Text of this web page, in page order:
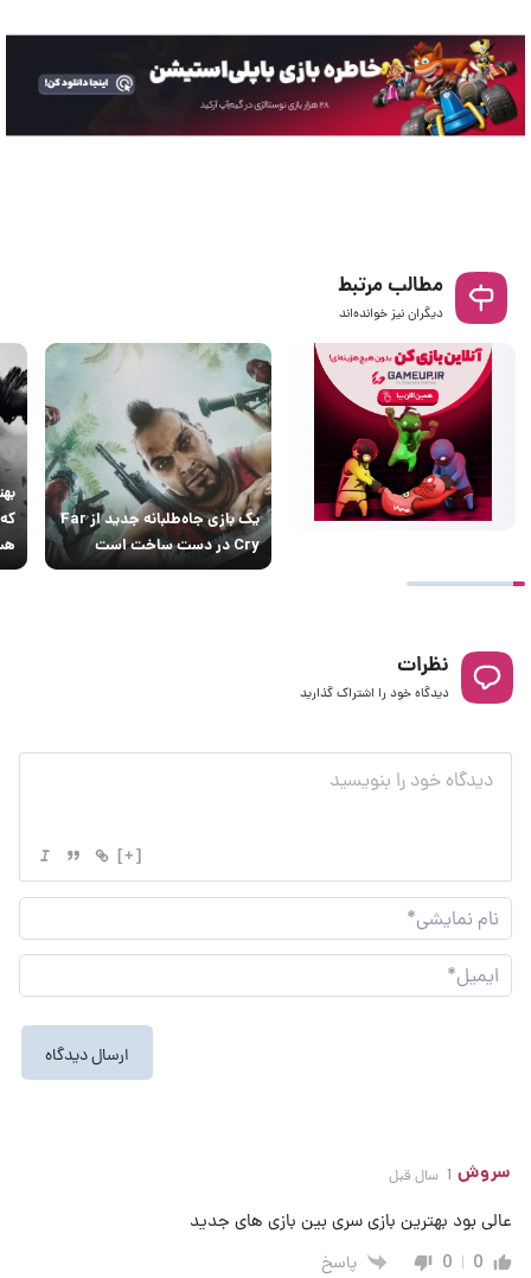
مطالب مرتبط
دیگران نیز خوانده‌اند
یک بازی جاه‌طلبانه جدید از Far
Cry در دست ساخت است
نظرات
دیدگاه خود را اشتراک گذارید
[+]
نام
سروش 1 سال قبل
عالی بود بهترین بازی سری بین بازی های جدید
0
0 پاسخ